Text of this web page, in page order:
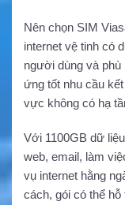
Nên chọn SIM
internet vệ tinh có
người dùng và
ứng tốt nhu cầu
vực không có hạ
Với 1100GB dữ
web, email, làm
vụ internet hằng
cách, gói có thể